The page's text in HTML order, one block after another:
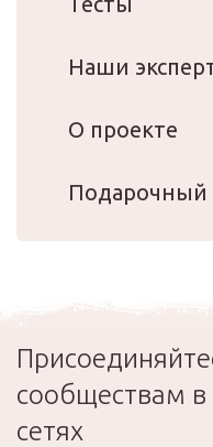
Наши
О проекте
Подарочный
сообществам
сетях